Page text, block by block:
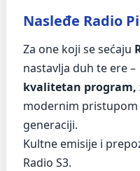
Nasleđe Radio
Za one koji se sećaju
nastavlja duh te ere –
kvalitetan program,
modernim
generaciji.
Kultne emisije i
Radio S3.